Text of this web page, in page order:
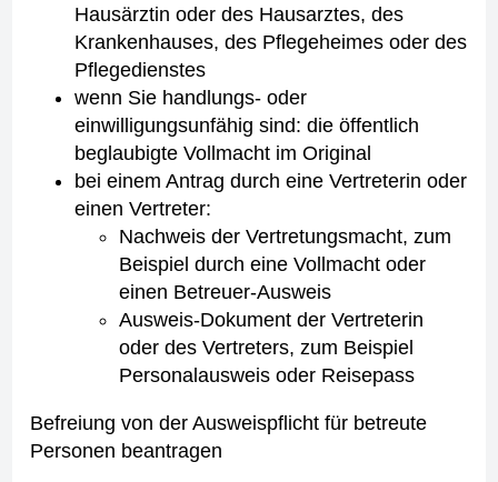
Hausärztin oder des Hausarztes, des
Krankenhauses, des Pflegeheimes oder des
Pflegedienstes
wenn Sie handlungs- oder
einwilligungsunfähig sind: die öffentlich
beglaubigte Vollmacht im Original
bei einem Antrag durch eine Vertreterin oder
einen Vertreter:
Nachweis der Vertretungsmacht, zum
Beispiel durch eine Vollmacht oder
einen Betreuer-Ausweis
Ausweis-Dokument der Vertreterin
oder des Vertreters, zum Beispiel
Personalausweis oder Reisepass
Befreiung von der Ausweispflicht für betreute
Personen beantragen